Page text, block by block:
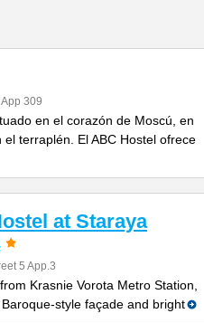
309
en el corazón de Moscú, en
terraplén. El ABC Hostel ofrece
at Staraya
5 App.3
Krasnie Vorota Metro Station,
style façade and bright